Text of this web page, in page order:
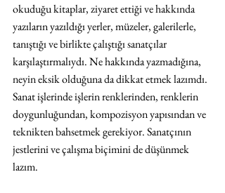
okuduğu kitaplar, ziyaret ettiği ve hakkında
yazıların yazıldığı yerler, müzeler, galerilerle,
tanıştığı ve birlikte çalıştığı sanatçılar
karşılaştırmalıydı. Ne hakkında yazmadığına,
neyin eksik olduğuna da dikkat etmek lazımdı.
Sanat işlerinde işlerin renklerinden, renklerin
doygunluğundan, kompozisyon yapısından ve
teknikten bahsetmek gerekiyor. Sanatçının
jestlerini ve çalışma biçimini de düşünmek
lazım.